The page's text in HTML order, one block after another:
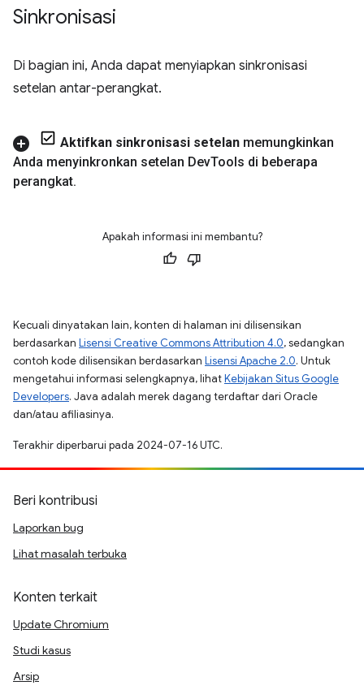
Sinkronisasi
Di bagian ini, Anda dapat menyiapkan sinkronisasi
setelan antar-perangkat.
Aktifkan sinkronisasi setelan memungkinkan
Anda menyinkronkan setelan DevTools di beberapa
perangkat.
Apakah informasi ini membantu?
Kecuali dinyatakan lain, konten di halaman ini dilisensikan
berdasarkan Lisensi Creative Commons Attribution 4.0, sedangkan
contoh kode dilisensikan berdasarkan Lisensi Apache 2.0. Untuk
mengetahui informasi selengkapnya, lihatKebijakan Situs Google
Developers. Java adalah merek dagang terdaftar dari Oracle
dan/atau afiliasinya.
Terakhir diperbarui pada 2024-07-16 UTC.
Beri kontribusi
Laporkan bug
Lihat masalah terbuka
Konten terkait
Update Chromium
Studi kasus
Arsip